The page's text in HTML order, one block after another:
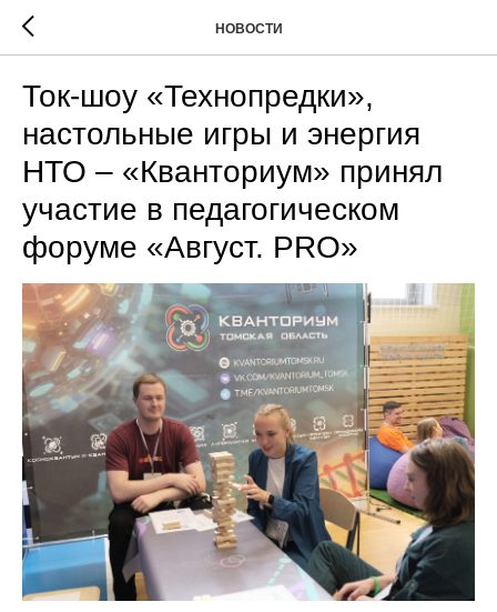
НОВОСТИ
Ток-шоу «Технопредки»,
настольные игры и энергия
НТО – «Кванториум» принял
участие в педагогическом
форуме «Август. PRO»